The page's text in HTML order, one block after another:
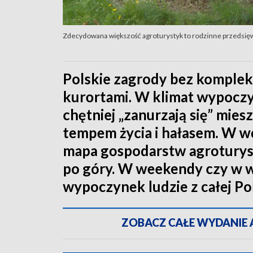
Zdecydowana większość agroturystyk to rodzinne
Polskie zagrody bez
kurortami. W klimat
chętniej „zanurzają się”
tempem życia i hałasem. W
mapa gospodarstw
po góry. W weekendy czy w
wypoczynek ludzie z całej
ZOBACZ CAŁE WYDANIE